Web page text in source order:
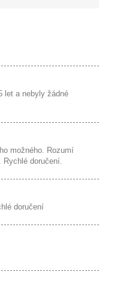
let a nebyly žádné
možného. Rozumí
Rychlé doručení.
doručení